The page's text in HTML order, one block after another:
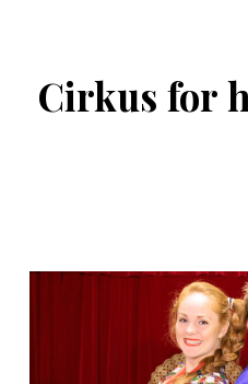
Cirkus for